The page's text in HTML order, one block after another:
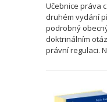
Učebnice práva
druhém vydání
podrobný
doktrinálním
právní regulaci.